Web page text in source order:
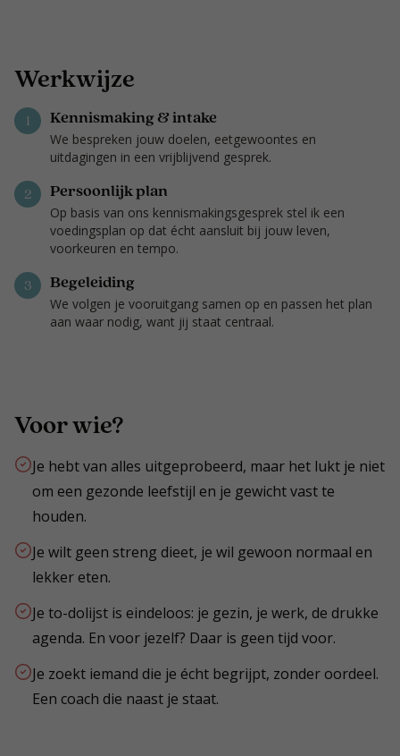
Werkwijze
1 Kennismaking & intake
We bespreken jouw doelen, eetgewoontes en
uitdagingen in een vrijblijvend gesprek.
2 Persoonlijk plan
Op basis van ons kennismakingsgesprek stel ik een
voedingsplan op dat écht aansluit bij jouw leven,
voorkeuren en tempo.
3 Begeleiding
We volgen je vooruitgang samen op en passen het plan
aan waar nodig, want jij staat centraal.
Voor wie?
Je hebt van alles uitgeprobeerd, maar het lukt je niet
om een gezonde leefstijl en je gewicht vast te
houden.
Je wilt geen streng dieet, je wil gewoon normaal en
lekker eten.
Je to-dolijst is eindeloos: je gezin, je werk, de drukke
agenda. En voor jezelf? Daar is geen tijd voor.
Je zoekt iemand die je écht begrijpt, zonder oordeel.
Een coach die naast je staat.